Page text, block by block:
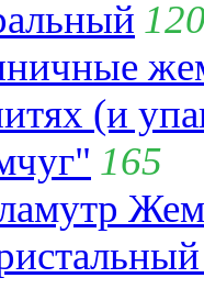
(и
165